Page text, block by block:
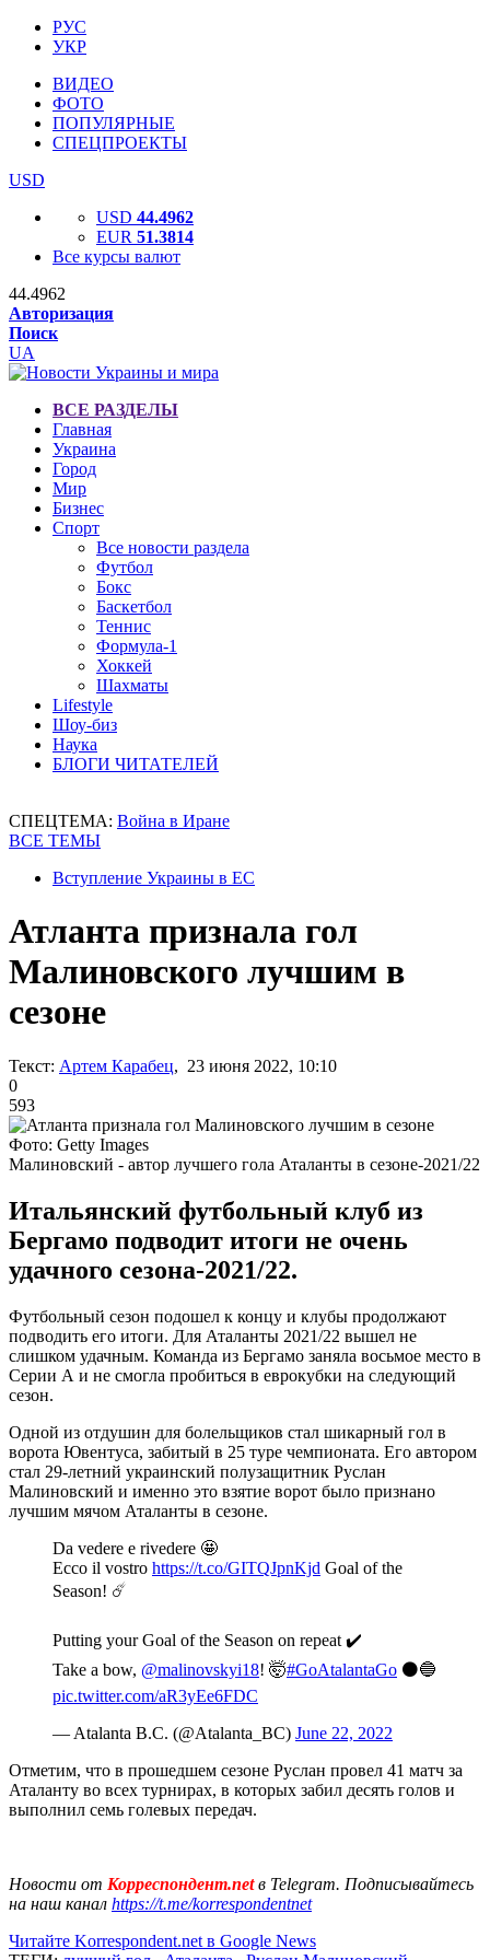
РУС
УКР
ВИДЕО
ФОТО
ПОПУЛЯРНЫЕ
СПЕЦПРОЕКТЫ
USD
USD 44.4962
EUR 51.3814
Все курсы валют
44.4962
Авторизация
Поиск
UA
ВСЕ РАЗДЕЛЫ
Главная
Украина
Город
Мир
Бизнес
Спорт
Все новости раздела
Футбол
Бокс
Баскетбол
Теннис
Формула-1
Хоккей
Шахматы
Lifestyle
Шоу-биз
Наука
БЛОГИ ЧИТАТЕЛЕЙ
СПЕЦТЕМА: Война в Иране
ВСЕ ТЕМЫ
Вступление Украины в ЕС
Атланта признала гол
Малиновского лучшим в
сезоне
Текст: Артем Карабец, 23 июня 2022, 10:10
0
593
Фото: Getty Images
Малиновский - автор лучшего гола Аталанты в сезоне-2021/22
Итальянский футбольный клуб из
Бергамо подводит итоги не очень
удачного сезона-2021/22.
Футбольный сезон подошел к концу и клубы продолжают
подводить его итоги. Для Аталанты 2021/22 вышел не
слишком удачным. Команда из Бергамо заняла восьмое место в
Серии А и не смогла пробиться в еврокубки на следующий
сезон.
Одной из отдушин для болельщиков стал шикарный гол в
ворота Ювентуса, забитый в 25 туре чемпионата. Его автором
стал 29-летний украинский полузащитник Руслан
Малиновский и именно это взятие ворот было признано
лучшим мячом Аталанты в сезоне.
Da vedere e rivedere 🤩
Ecco il vostro https://t.co/GITQJpnKjd Goal of the
Season! ☄️
Putting your Goal of the Season on repeat ✔️
Take a bow, @malinovskyi18! 🤯#GoAtalantaGo ⚫️🔵
pic.twitter.com/aR3yEe6FDC
— Atalanta B.C. (@Atalanta_BC) June 22, 2022
Отметим, что в прошедшем сезоне Руслан провел 41 матч за
Аталанту во всех турнирах, в которых забил десять голов и
выполнил семь голевых передач.
Новости от Корреспондент.netв Telegram. Подписывайтесь
на наш канал https://t.me/korrespondentnet
Читайте Korrespondent.net в Google News